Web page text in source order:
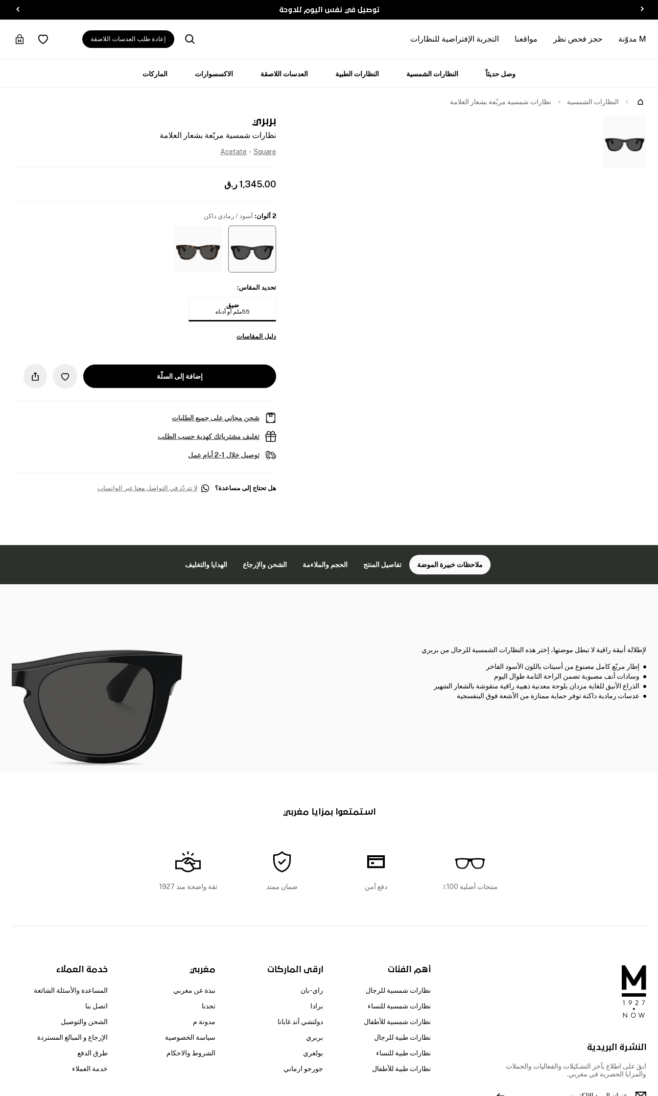
توصيل في نفس اليوم للدوحة
M مدوّنة حجز فحص نظر مواقعنا التجربة الإفتراضية للنظارات إعادة طلب العدسات اللاصقة
وصل حديثاً النظارات الشمسية النظارات الطبية العدسات اللاصقة الاكسسوارات الماركات
النظارات الشمسية نظارات شمسية مربّعة بشعار العلامة
بربري
نظارات شمسية مربّعة بشعار العلامة
Acetate - Square
1,345.00ر.ق
2 ألوان : أسود / رمادي داكن
تحديد المقاس:
ضيق
55ملم أو أدناه
دليل المقاسات
إضافة إلى السلّة
شحن مجاني على جميع الطلبات
تغليف مشترياتك كهدية حسب الطلب
توصيل خلال 1-2 أيام عمل
هل تحتاج إلى مساعدة؟ لا تتردّد في التواصل معنا عبر الواتساب
ملاحظات خبيرة الموضة تفاصيل المنتج الحجم والملاءمة الشحن والإرجاع الهدايا والتغليف
لإطلالة أنيقة راقية لا تبطل موضتها، إختر هذه النظارات الشمسية للرجال من بربري
إطار مربّع كامل مصنوع من أسيتات باللون الأسود الفاخر
وسادات أنف مصبوبة تضمن الراحة التامة طوال اليوم
الذراع الأنيق للغاية مزدان بلوحة معدنية ذهبية راقية منقوشة بالشعار الشهير
عدسات رمادية داكنة توفر حماية ممتازة من الأشعة فوق البنفسجية
استمتعوا بمزايا مغربي
منتجات أصلية 100٪ دفع آمن ضمان ممتد ثقة واضحة منذ 1927
النشرة البريدية
ابقَ على اطلاع بآخر التشكيلات والفعاليات والحملات
والمزايا الحصرية في مغربي.
أهم الفئات
نظارات شمسية للرجال
نظارات شمسية للنساء
نظارات شمسية للأطفال
نظارات طبية للرجال
نظارات طبية للنساء
نظارات طبية للأطفال
ارقى الماركات
راي-بان
برادا
دولتشي آند غابانا
بربري
بولغري
جورجو ارماني
مغربي
نبذة عن مغربي
تجدنا
مدونة م
سياسة الخصوصية
الشروط والاحكام
خدمة العملاء
المساعدة والأسئلة الشائعة
اتصل بنا
الشحن والتوصيل
الإرجاع و المبالغ المستردة
طرق الدفع
خدمة العملاء